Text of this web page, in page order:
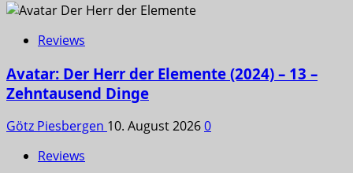
Reviews
Avatar: Der Herr der Elemente (2024) – 13 –
Zehntausend Dinge
Götz Piesbergen 10. August 20260
Reviews